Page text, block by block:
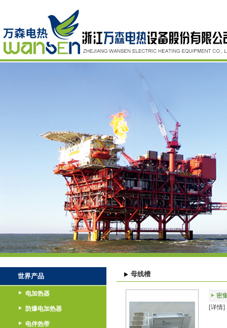
世界产品
电加热器
防爆电加热器
电伴热带
母线槽
密
[详情]